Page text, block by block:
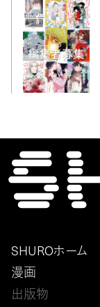
SHUROホーム
漫画
出版物